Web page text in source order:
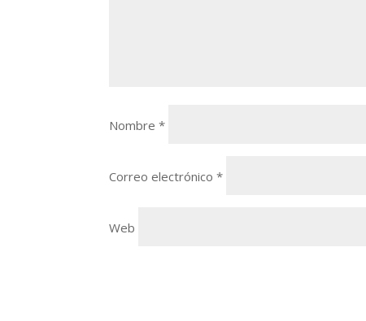
Nombre*
Correo electrónico*
Web